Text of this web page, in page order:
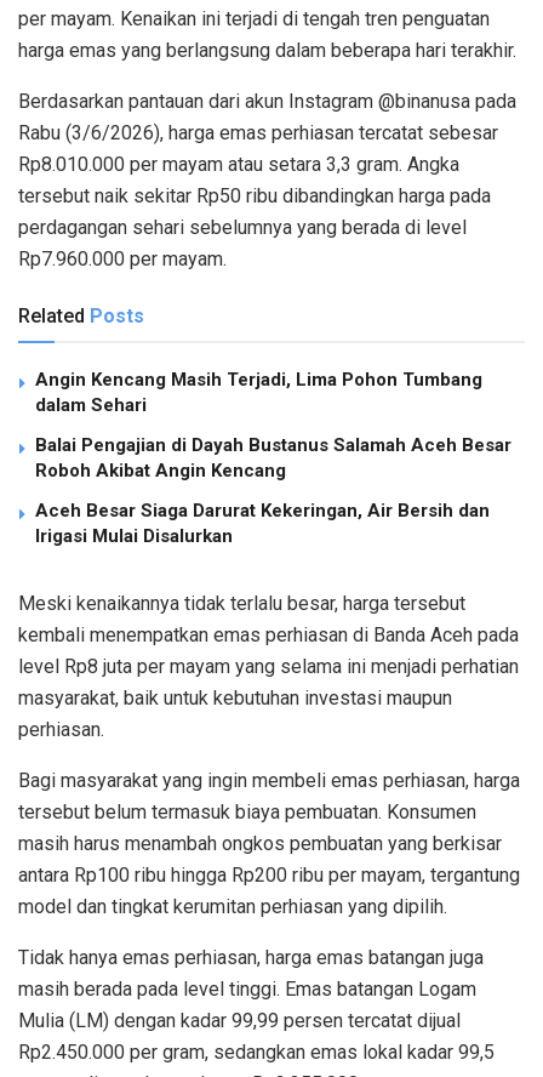
per mayam. Kenaikan ini terjadi di tengah tren penguatan
harga emas yang berlangsung dalam beberapa hari terakhir.
Berdasarkan pantauan dari akun Instagram @binanusa pada
Rabu (3/6/2026), harga emas perhiasan tercatat sebesar
Rp8.010.000 per mayam atau setara 3,3 gram. Angka
tersebut naik sekitar Rp50 ribu dibandingkan harga pada
perdagangan sehari sebelumnya yang berada di level
Rp7.960.000 per mayam.
Related Posts
Angin Kencang Masih Terjadi, Lima Pohon Tumbang
dalam Sehari
Balai Pengajian di Dayah Bustanus Salamah Aceh Besar
Roboh Akibat Angin Kencang
Aceh Besar Siaga Darurat Kekeringan, Air Bersih dan
Irigasi Mulai Disalurkan
Meski kenaikannya tidak terlalu besar, harga tersebut
kembali menempatkan emas perhiasan di Banda Aceh pada
level Rp8 juta per mayam yang selama ini menjadi perhatian
masyarakat, baik untuk kebutuhan investasi maupun
perhiasan.
Bagi masyarakat yang ingin membeli emas perhiasan, harga
tersebut belum termasuk biaya pembuatan. Konsumen
masih harus menambah ongkos pembuatan yang berkisar
antara Rp100 ribu hingga Rp200 ribu per mayam, tergantung
model dan tingkat kerumitan perhiasan yang dipilih.
Tidak hanya emas perhiasan, harga emas batangan juga
masih berada pada level tinggi. Emas batangan Logam
Mulia (LM) dengan kadar 99,99 persen tercatat dijual
Rp2.450.000 per gram, sedangkan emas lokal kadar 99,5